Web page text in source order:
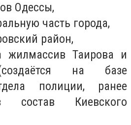
Одессы,
часть города,
район,
Таирова и
на базе
полиции, ранее
состав Киевского